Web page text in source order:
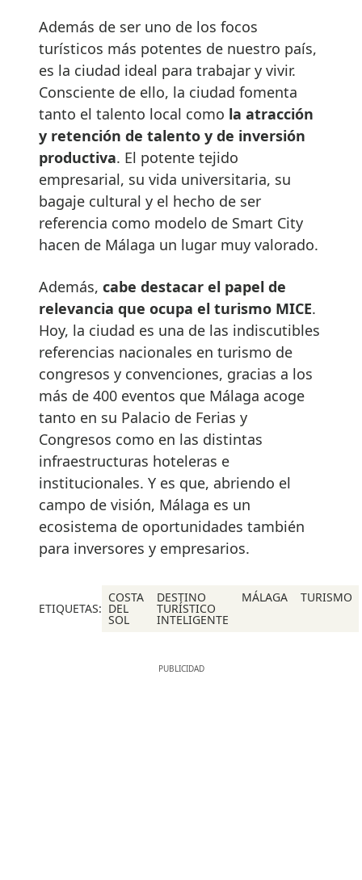
Además de ser uno de los focos
turísticos más potentes de nuestro país,
es la ciudad ideal para trabajar y vivir.
Consciente de ello, la ciudad fomenta
tanto el talento local como la atracción
y retención de talento y de inversión
productiva. El potente tejido
empresarial, su vida universitaria, su
bagaje cultural y el hecho de ser
referencia como modelo de Smart City
hacen de Málaga un lugar muy valorado.
Además, cabe destacar el papel de
relevancia que ocupa el turismo MICE.
Hoy, la ciudad es una de las indiscutibles
referencias nacionales en turismo de
congresos y convenciones, gracias a los
más de 400 eventos que Málaga acoge
tanto en su Palacio de Ferias y
Congresos como en las distintas
infraestructuras hoteleras e
institucionales. Y es que, abriendo el
campo de visión, Málaga es un
ecosistema de oportunidades también
para inversores y empresarios.
ETIQUETAS:
COSTA
DEL
SOL
DESTINO
TURÍSTICO
INTELIGENTE
MÁLAGA TURISMO